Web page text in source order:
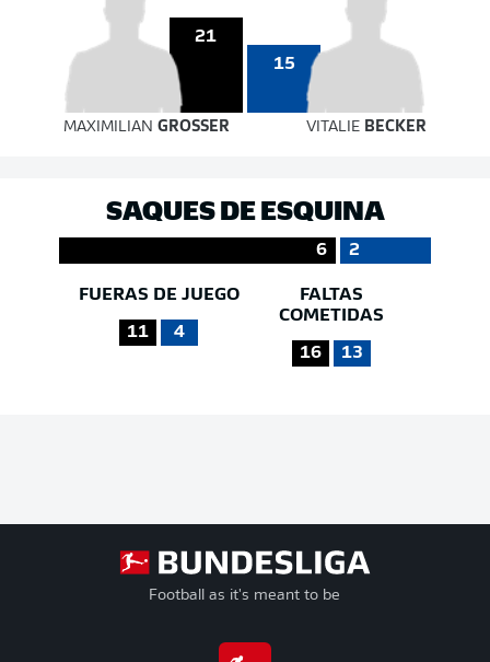
21
15
MAXIMILIAN GROSSER VITALIE BECKER
SAQUES DE ESQUINA
6 2
FUERAS DE JUEGO
11 4
FALTAS
COMETIDAS
16 13
Football as it's meant to be